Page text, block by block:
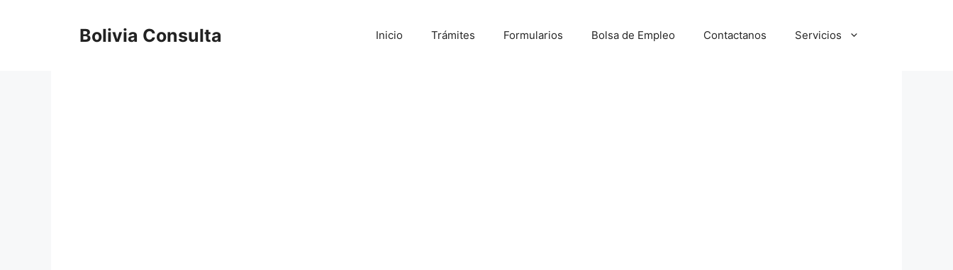
Bolivia Consulta Inicio Trámites Formularios Bolsa de Empleo Contactanos Servicios